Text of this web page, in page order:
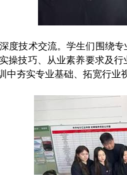
度技术交流。学生们围绕
操技巧、从业素养要求及
夯实专业基础、拓宽行业